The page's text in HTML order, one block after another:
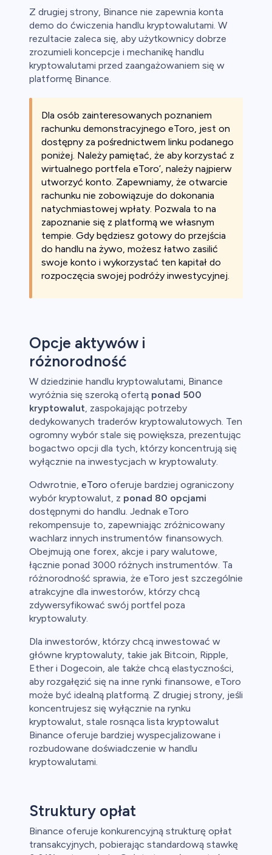
Z drugiej strony, Binance nie zapewnia konta
demo do ćwiczenia handlu kryptowalutami. W
rezultacie zaleca się, aby użytkownicy dobrze
zrozumieli koncepcje i mechanikę handlu
kryptowalutami przed zaangażowaniem się w
platformę Binance.
Dla osób zainteresowanych poznaniem
rachunku demonstracyjnego eToro, jest on
dostępny za pośrednictwem linku podanego
poniżej. Należy pamiętać, że aby korzystać z
wirtualnego portfela eToro’, należy najpierw
utworzyć konto. Zapewniamy, że otwarcie
rachunku nie zobowiązuje do dokonania
natychmiastowej wpłaty. Pozwala to na
zapoznanie się z platformą we własnym
tempie. Gdy będziesz gotowy do przejścia
do handlu na żywo, możesz łatwo zasilić
swoje konto i wykorzystać ten kapitał do
rozpoczęcia swojej podróży inwestycyjnej.
Opcje aktywów i
różnorodność
W dziedzinie handlu kryptowalutami, Binance
wyróżnia się szeroką ofertą ponad 500
kryptowalut, zaspokajając potrzeby
dedykowanych traderów kryptowalutowych. Ten
ogromny wybór stale się powiększa, prezentując
bogactwo opcji dla tych, którzy koncentrują się
wyłącznie na inwestycjach w kryptowaluty.
Odwrotnie, eToro oferuje bardziej ograniczony
wybór kryptowalut, z ponad 80 opcjami
dostępnymi do handlu. Jednak eToro
rekompensuje to, zapewniając zróżnicowany
wachlarz innych instrumentów finansowych.
Obejmują one forex, akcje i pary walutowe,
łącznie ponad 3000 różnych instrumentów. Ta
różnorodność sprawia, że eToro jest szczególnie
atrakcyjne dla inwestorów, którzy chcą
zdywersyfikować swój portfel poza
kryptowaluty.
Dla inwestorów, którzy chcą inwestować w
główne kryptowaluty, takie jak Bitcoin, Ripple,
Ether i Dogecoin, ale także chcą elastyczności,
aby rozgałęzić się na inne rynki finansowe, eToro
może być idealną platformą. Z drugiej strony, jeśli
koncentrujesz się wyłącznie na rynku
kryptowalut, stale rosnąca lista kryptowalut
Binance oferuje bardziej wyspecjalizowane i
rozbudowane doświadczenie w handlu
kryptowalutami.
Struktury opłat
Binance oferuje konkurencyjną strukturę opłat
transakcyjnych, pobierając standardową stawkę